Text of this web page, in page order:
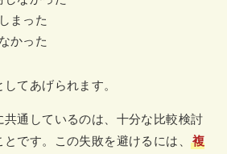
まった
かった
てあげられます。
共通しているのは、十分な比較検討
です。この失敗を避けるには、
複